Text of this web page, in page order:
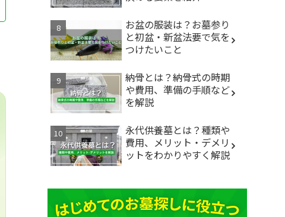
お盆の服装は？お墓参り
と初盆・新盆法要で気を
つけたいこと
納骨とは？納骨式の時期
や費用、準備の手順など
を解説
永代供養墓とは？種類や
費用、メリット・デメリ
ットをわかりやすく解説